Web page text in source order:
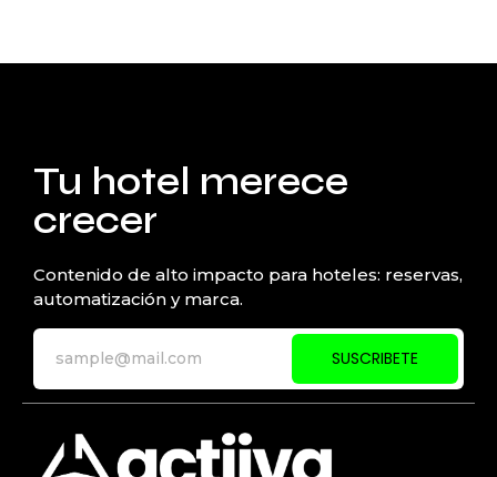
Tu hotel merece
crecer
Contenido de alto impacto para hoteles: reservas,
automatización y marca.
SUSCRIBETE